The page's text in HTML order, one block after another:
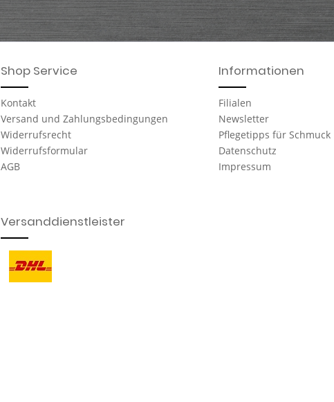
Shop Service
Kontakt
Versand und Zahlungsbedingungen
Widerrufsrecht
Widerrufsformular
AGB
Informationen
Filialen
Newsletter
Pflegetipps für Schmuck
Datenschutz
Impressum
Versanddienstleister